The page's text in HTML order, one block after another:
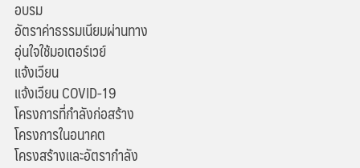
อบรม
อัตราค่าธรรมเนียมผ่านทาง
อุ่นใจใช้มอเตอร์เวย์
แจ้งเวียน
แจ้งเวียน COVID-19
โครงการที่กำลังก่อสร้าง
โครงการในอนาคต
โครงสร้างและอัตรากำลัง